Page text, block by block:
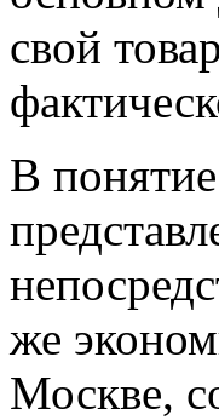
свой
В
же
Москве,